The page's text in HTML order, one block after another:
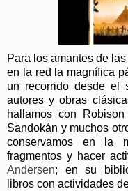
Para los amantes de
en la red la magnífica
un recorrido desde el
autores y obras
hallamos con
Sandokán y muchos
conservamos en la
fragmentos y hacer
Andersen; en su
libros con actividades